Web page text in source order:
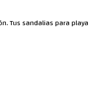
Tus sandalias para playa